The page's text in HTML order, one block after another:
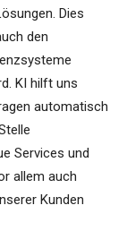
Dies
den
KI hilft uns
automatisch
Services und
allem auch
Kunden